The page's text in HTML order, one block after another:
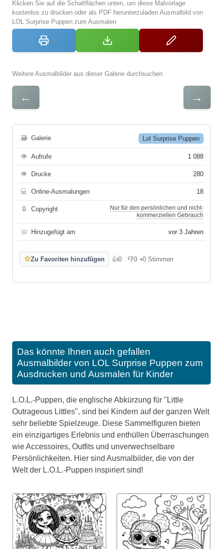
Klicken Sie auf die Schaltflächen unten, um diese Malvorlage
kostenlos zu drucken oder als PDF herunterzuladen Ausmalbild von
LOL Surprise Puppen zum Ausmalen
Weitere Ausmalbilder aus dieser Galerie durchsuchen
← →
🗃 Galerie Lol Surprise Puppen
👁 Aufrufe 1 088
👁 Drucke 280
💻 Online-Ausmalungen 18
🔒 Copyright
Nur für den persönlichen und nicht-
kommerziellen Gebrauch
📅 Hinzugefügt am vor 3 Jahren
☆Zu Favoriten hinzufügen 👍0
Gefällt mir
👎0
Gefällt mir nicht
•0 Stimmen
Das könnte Ihnen auch gefallen
Ausmalbilder von LOL Surprise Puppen zum
Ausdrucken und Ausmalen für Kinder
L.O.L.-Puppen, die englische Abkürzung für "Little
Outrageous Littles", sind bei Kindern auf der ganzen Welt
sehr beliebte Spielzeuge. Diese Sammelfiguren bieten
ein einzigartiges Erlebnis und enthüllen Überraschungen
wie Accessoires, Outfits und unverwechselbare
Persönlichkeiten. Hier sind Ausmalbilder, die von der
Welt der L.O.L.-Puppen inspiriert sind!